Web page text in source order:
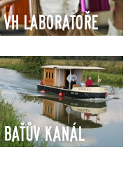
VH Laboratoře
Baťův kanál